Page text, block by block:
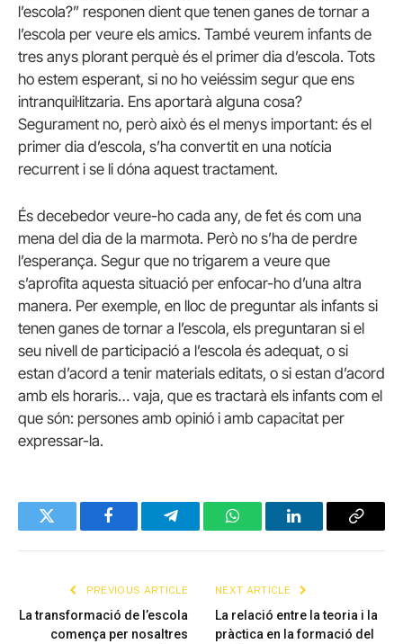
l’escola?” responen dient que tenen ganes de tornar a
l’escola per veure els amics. També veurem infants de
tres anys plorant perquè és el primer dia d’escola. Tots
ho estem esperant, si no ho veiéssim segur que ens
intranquil·litzaria. Ens aportarà alguna cosa?
Segurament no, però això és el menys important: és el
primer dia d’escola, s’ha convertit en una notícia
recurrent i se li dóna aquest tractament.
És decebedor veure-ho cada any, de fet és com una
mena del dia de la marmota. Però no s’ha de perdre
l’esperança. Segur que no trigarem a veure que
s’aprofita aquesta situació per enfocar-ho d’una altra
manera. Per exemple, en lloc de preguntar als infants si
tenen ganes de tornar a l’escola, els preguntaran si el
seu nivell de participació a l’escola és adequat, o si
estan d’acord a tenir materials editats, o si estan d’acord
amb els horaris… vaja, que es tractarà els infants com el
que són: persones amb opinió i amb capacitat per
expressar-la.
Twitter FacebookTelegramWhatsAppLinkedInCopy
PREVIOUS ARTICLE
La transformació de l’escola
comença per nosaltres
NEXT ARTICLE
La relació entre la teoria i la
pràctica en la formació del